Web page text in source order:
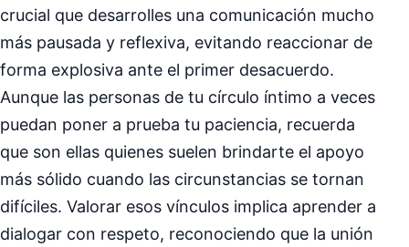
crucial que desarrolles una comunicación mucho
más pausada y reflexiva, evitando reaccionar de
forma explosiva ante el primer desacuerdo.
Aunque las personas de tu círculo íntimo a veces
puedan poner a prueba tu paciencia, recuerda
que son ellas quienes suelen brindarte el apoyo
más sólido cuando las circunstancias se tornan
difíciles. Valorar esos vínculos implica aprender a
dialogar con respeto, reconociendo que la unión